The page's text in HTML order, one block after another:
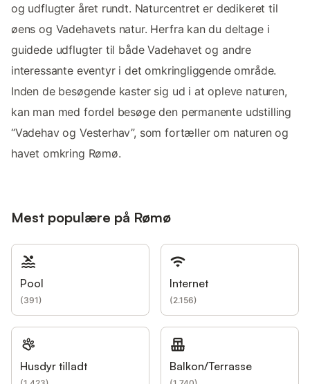
og udflugter året rundt. Naturcentret er dedikeret til
øens og Vadehavets natur. Herfra kan du deltage i
guidede udflugter til både Vadehavet og andre
interessante eventyr i det omkringliggende område.
Inden de besøgende kaster sig ud i at opleve naturen,
kan man med fordel besøge den permanente udstilling
“Vadehav og Vesterhav”, som fortæller om naturen og
havet omkring Rømø.
Mest populære på Rømø
Pool
(391)
Internet
(2.156)
Husdyr tilladt Balkon/Terrasse